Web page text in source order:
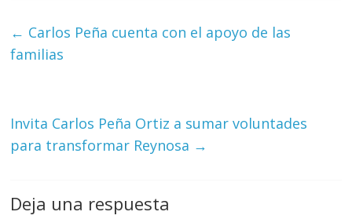
← Carlos Peña cuenta con el apoyo de las
familias
Invita Carlos Peña Ortiz a sumar voluntades
para transformar Reynosa →
Deja una respuesta